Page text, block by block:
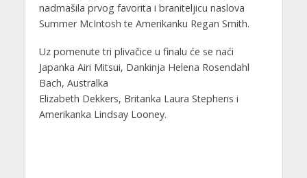
nadmašila prvog favorita i braniteljicu naslova
Summer McIntosh te Amerikanku Regan Smith.
Uz pomenute tri plivačice u finalu će se naći
Japanka Airi Mitsui, Dankinja Helena Rosendahl
Bach, Australka
Elizabeth Dekkers, Britanka Laura Stephens i
Amerikanka Lindsay Looney.